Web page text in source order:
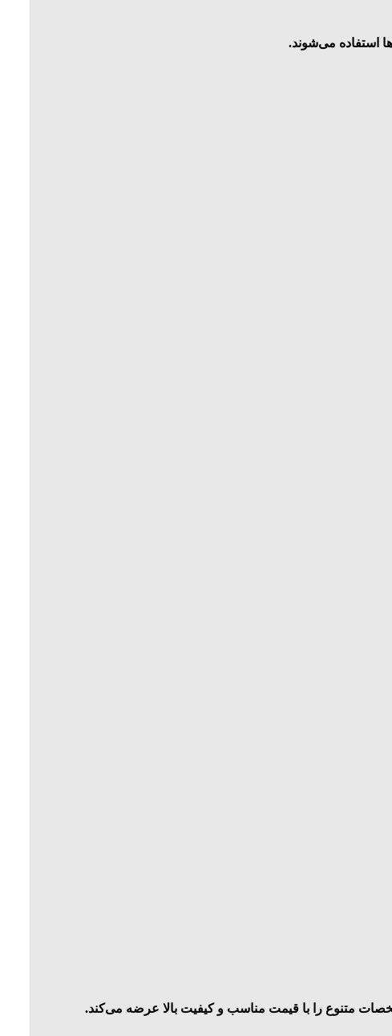
استفاده می‌شوند.
متنوع را با قیمت مناسب و کیفیت بالا عرضه می‌کند.